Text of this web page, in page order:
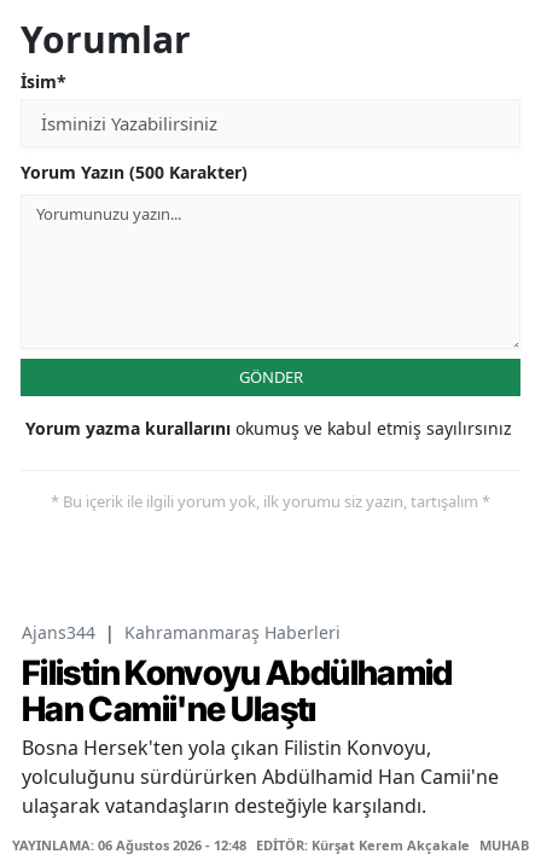
Yorumlar
İsim*
Yorum Yazın (500 Karakter)
GÖNDER
Yorum yazma kurallarını okumuş ve kabul etmiş sayılırsınız
* Bu içerik ile ilgili yorum yok, ilk yorumu siz yazın, tartışalım *
Ajans344 | Kahramanmaraş Haberleri
Filistin Konvoyu Abdülhamid
Han Camii'ne Ulaştı
Bosna Hersek'ten yola çıkan Filistin Konvoyu,
yolculuğunu sürdürürken Abdülhamid Han Camii'ne
ulaşarak vatandaşların desteğiyle karşılandı.
YAYINLAMA: 06 Ağustos 2026 - 12:48 EDİTÖR: Kürşat Kerem Akçakale